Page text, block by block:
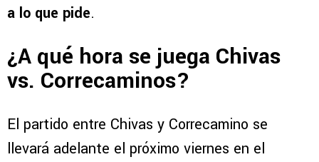
a lo que pide.
¿A qué hora se juega Chivas
vs. Correcaminos?
El partido entre Chivas y Correcamino se
llevará adelante el próximo viernes en el